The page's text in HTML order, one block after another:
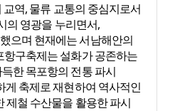
역, 물류 교통의 중심지로서
의 영광을 누리면서,
으며 현재에는 서남해안의
항구축제는 설화가 공존하는
한 목포항의 전통 파시
게 축제로 재현하여 역사적인
제철 수산물을 활용한 파시